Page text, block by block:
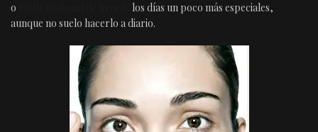
o
los días un poco más especiales,
aunque no suelo hacerlo a diario.